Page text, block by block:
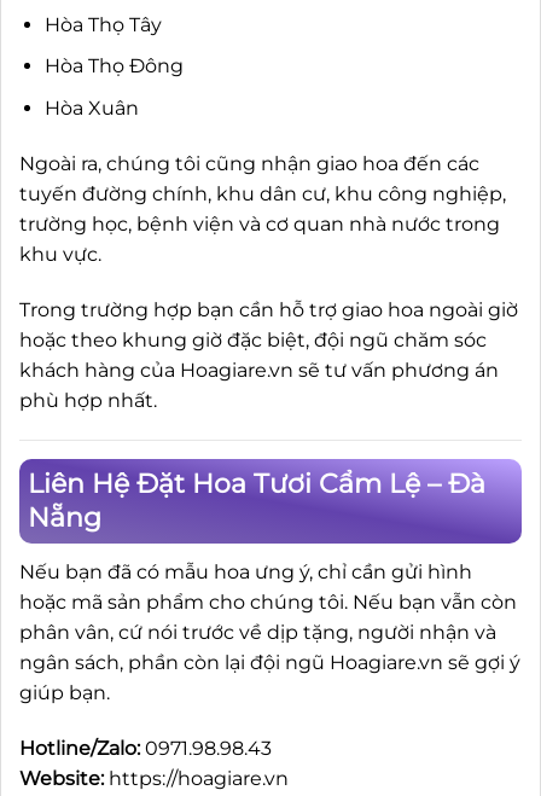
Hòa Thọ Tây
Hòa Thọ Đông
Hòa Xuân
Ngoài ra, chúng tôi cũng nhận giao hoa đến các
tuyến đường chính, khu dân cư, khu công nghiệp,
trường học, bệnh viện và cơ quan nhà nước trong
khu vực.
Trong trường hợp bạn cần hỗ trợ giao hoa ngoài giờ
hoặc theo khung giờ đặc biệt, đội ngũ chăm sóc
khách hàng của Hoagiare.vn sẽ tư vấn phương án
phù hợp nhất.
Liên Hệ Đặt Hoa Tươi Cẩm Lệ – Đà
Nẵng
Nếu bạn đã có mẫu hoa ưng ý, chỉ cần gửi hình
hoặc mã sản phẩm cho chúng tôi. Nếu bạn vẫn còn
phân vân, cứ nói trước về dịp tặng, người nhận và
ngân sách, phần còn lại đội ngũ Hoagiare.vn sẽ gợi ý
giúp bạn.
Hotline/Zalo:0971.98.98.43
Website: https://hoagiare.vn